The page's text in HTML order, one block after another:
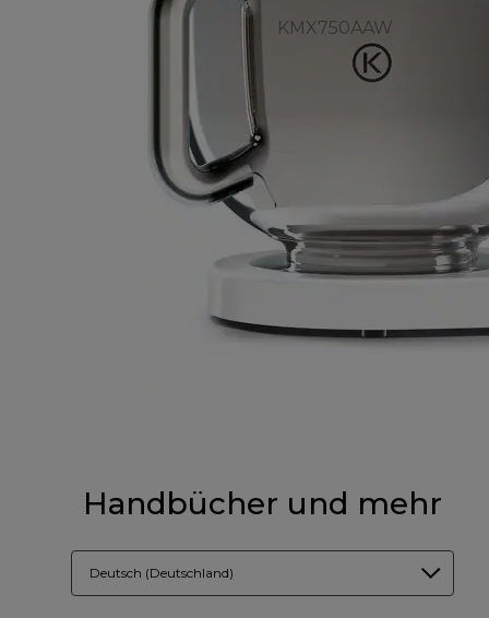
KMX750AAW
Handbücher und mehr
Deutsch (Deutschland)